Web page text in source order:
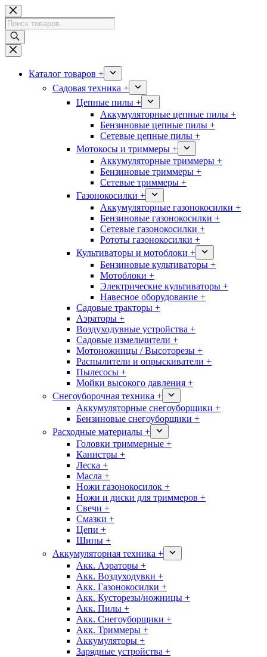
Перейти
к
сути
Поиск
товаров
Каталог товаров +
Садовая техника +
Цепные пилы +
Аккумуляторные цепные пилы +
Бензиновые цепные пилы +
Сетевые цепные пилы +
Мотокосы и триммеры +
Аккумуляторные триммеры +
Бензиновые триммеры +
Сетевые триммеры +
Газонокосилки +
Аккумуляторные газонокосилки +
Бензиновые газонокосилки +
Сетевые газонокосилки +
Рототы газонокосилки +
Культиваторы и мотоблоки +
Бензиновые культиваторы +
Мотоблоки +
Электрические культиваторы +
Навесное оборудование +
Садовые тракторы +
Аэраторы +
Воздуходувные устройства +
Садовые измельчители +
Мотоножницы / Высоторезы +
Распылители и опрыскиватели +
Пылесосы +
Мойки высокого давления +
Снегоуборочная техника +
Аккумуляторные снегоуборщики +
Бензиновые снегоуборщики +
Расходные материалы +
Головки триммерные +
Канистры +
Леска +
Масла +
Ножи газонокосилок +
Ножи и диски для триммеров +
Свечи +
Смазки +
Цепи +
Шины +
Аккумуляторная техника +
Акк. Аэраторы +
Акк. Воздуходувки +
Акк. Газонокосилки +
Акк. Кусторезы/ножницы +
Акк. Пилы +
Акк. Снегоуборщики +
Акк. Триммеры +
Аккумуляторы +
Зарядные устройства +